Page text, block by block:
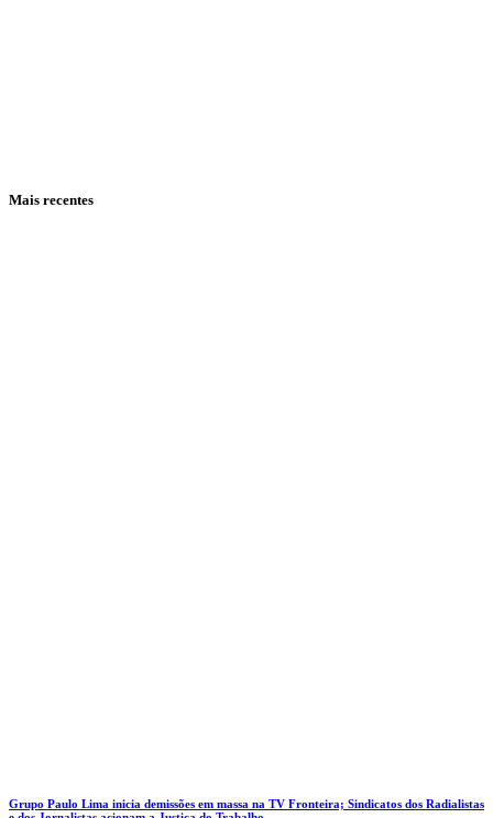
Mais recentes
Grupo Paulo Lima inicia demissões em massa na TV Fronteira; Sindicatos dos Radialistas